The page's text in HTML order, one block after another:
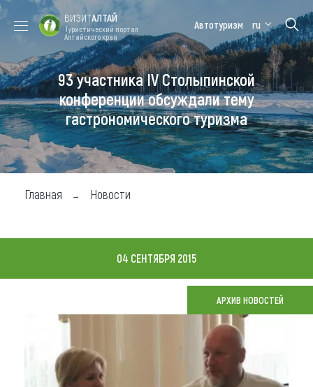
Форум VISIT
ALTAI
Цветение
маральника
Медицинский
форум
Алтайская
зимовка
Туры
Где побывать
Чем заняться
Карта
Что привезти (сувениры)
О регионе
ВИЗИТАЛТАЙ
Туристический портал
Алтайского края
Автотуризм ru
93 участника IV Столыпинской
конференции обсуждали тему
гастрономического туризма
Главная Новости
04 СЕНТЯБРЯ 2015
АРХИВ НОВОСТЕЙ